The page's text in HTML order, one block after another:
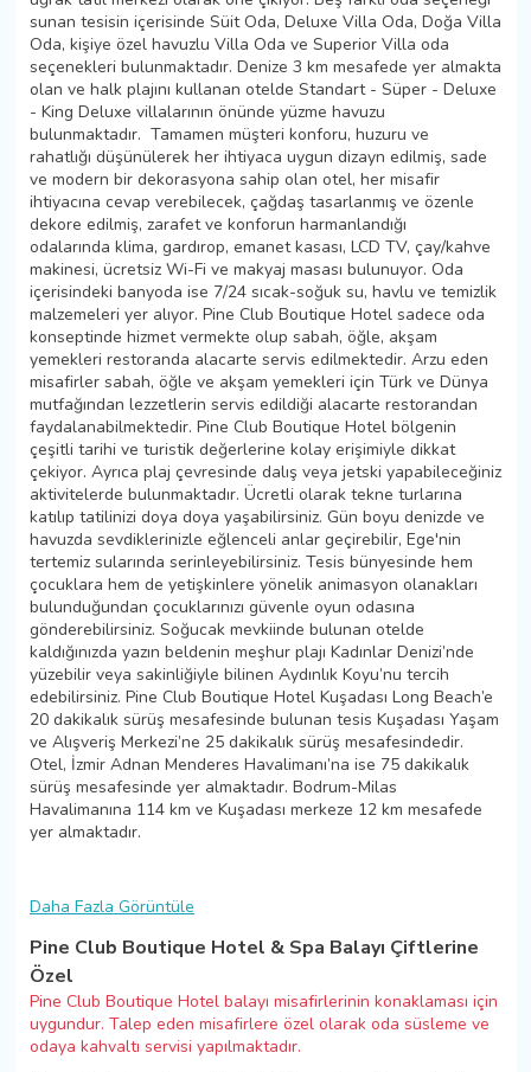
sunan tesisin içerisinde Süit Oda, Deluxe Villa Oda, Doğa Villa
Oda, kişiye özel havuzlu Villa Oda ve Superior Villa oda
seçenekleri bulunmaktadır. Denize 3 km mesafede yer almakta
olan ve halk plajını kullanan otelde Standart - Süper - Deluxe
- King Deluxe villalarının önünde yüzme havuzu
bulunmaktadır. Tamamen müşteri konforu, huzuru ve
rahatlığı düşünülerek her ihtiyaca uygun dizayn edilmiş, sade
ve modern bir dekorasyona sahip olan otel, her misafir
ihtiyacına cevap verebilecek, çağdaş tasarlanmış ve özenle
dekore edilmiş, zarafet ve konforun harmanlandığı
odalarında klima, gardırop, emanet kasası, LCD TV, çay/kahve
makinesi, ücretsiz Wi-Fi ve makyaj masası bulunuyor. Oda
içerisindeki banyoda ise 7/24 sıcak-soğuk su, havlu ve temizlik
malzemeleri yer alıyor. Pine Club Boutique Hotel sadece oda
konseptinde hizmet vermekte olup sabah, öğle, akşam
yemekleri restoranda alacarte servis edilmektedir. Arzu eden
misafirler sabah, öğle ve akşam yemekleri için Türk ve Dünya
mutfağından lezzetlerin servis edildiği alacarte restorandan
faydalanabilmektedir. Pine Club Boutique Hotel bölgenin
çeşitli tarihi ve turistik değerlerine kolay erişimiyle dikkat
çekiyor. Ayrıca plaj çevresinde dalış veya jetski yapabileceğiniz
aktivitelerde bulunmaktadır. Ücretli olarak tekne turlarına
katılıp tatilinizi doya doya yaşabilirsiniz. Gün boyu denizde ve
havuzda sevdiklerinizle eğlenceli anlar geçirebilir, Ege'nin
tertemiz sularında serinleyebilirsiniz. Tesis bünyesinde hem
çocuklara hem de yetişkinlere yönelik animasyon olanakları
bulunduğundan çocuklarınızı güvenle oyun odasına
gönderebilirsiniz. Soğucak mevkiinde bulunan otelde
kaldığınızda yazın beldenin meşhur plajı Kadınlar Denizi’nde
yüzebilir veya sakinliğiyle bilinen Aydınlık Koyu’nu tercih
edebilirsiniz. Pine Club Boutique Hotel Kuşadası Long Beach’e
20 dakikalık sürüş mesafesinde bulunan tesis Kuşadası Yaşam
ve Alışveriş Merkezi’ne 25 dakikalık sürüş mesafesindedir.
Otel, İzmir Adnan Menderes Havalimanı’na ise 75 dakikalık
sürüş mesafesinde yer almaktadır. Bodrum-Milas
Havalimanına 114 km ve Kuşadası merkeze 12 km mesafede
yer almaktadır.
Daha Fazla Görüntüle
Pine Club Boutique Hotel & Spa Balayı Çiftlerine
Özel
Pine Club Boutique Hotel balayı misafirlerinin konaklaması için
uygundur. Talep eden misafirlere özel olarak oda süsleme ve
odaya kahvaltı servisi yapılmaktadır.